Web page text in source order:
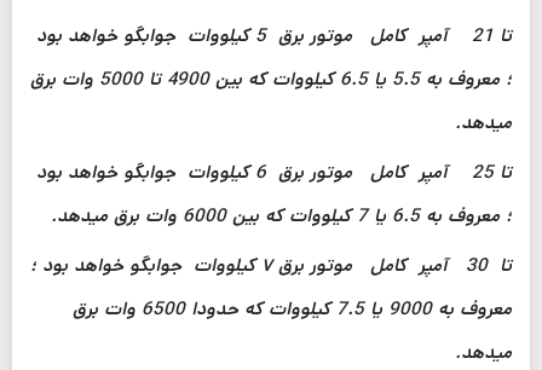
تا 21 آمپر کامل موتور برق 5 کیلووات جوابگو خواهد بود
؛ معروف به 5.5 یا 6.5 کیلووات که بین 4900 تا 5000 وات برق
میدهد.
تا 25 آمپر کامل موتور برق 6 کیلووات جوابگو خواهد بود
؛ معروف به 6.5 یا 7 کیلووات که بین 6000 وات برق میدهد.
تا 30 آمپر کامل موتور برق ۷ کیلووات جوابگو خواهد بود ؛
معروف به 9000 یا 7.5 کیلووات که حدودا 6500 وات برق
میدهد.